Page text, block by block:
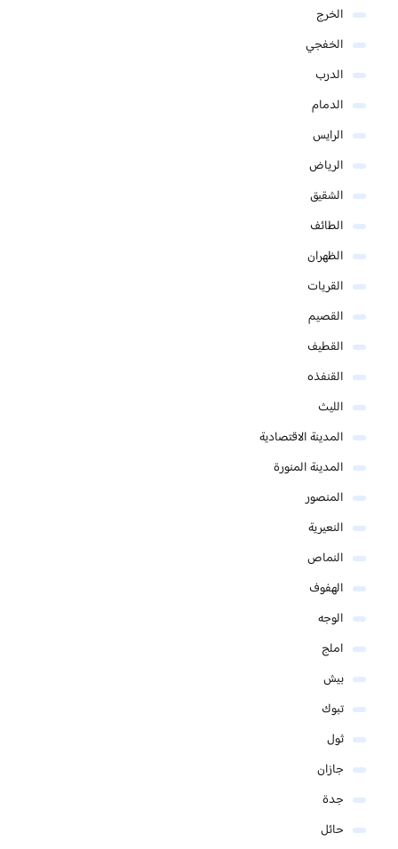
الخرج
الخفجي
الدرب
الدمام
الرايس
الرياض
الشقيق
الطائف
الظهران
القريات
القصيم
القطيف
القنفذه
الليث
المدينة الاقتصادية
المدينة المنورة
المنصور
النعيرية
النماص
الهفوف
الوجه
املج
بيش
تبوك
ثول
جازان
جدة
حائل